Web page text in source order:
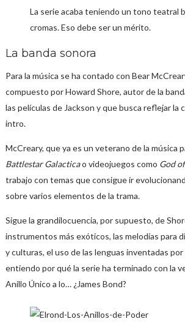
La serie acaba teniendo un tono teatral
cromas. Eso debe ser un mérito.
La banda sonora
Para la música se ha contado con Bear
compuesto por Howard Shore, autor de la
las películas de Jackson y que busca reflejar la
intro.
McCreary, que ya es un veterano de la música
Battlestar Galacticao videojuegos como God
trabajo con temas que consigue ir
sobre varios elementos de la trama.
Sigue la grandilocuencia, por supuesto, de
instrumentos más exóticos, las melodías para
y culturas, el uso de las lenguas inventadas
entiendo por qué la serie ha terminado con la
Anillo Único a lo… ¿James Bond?